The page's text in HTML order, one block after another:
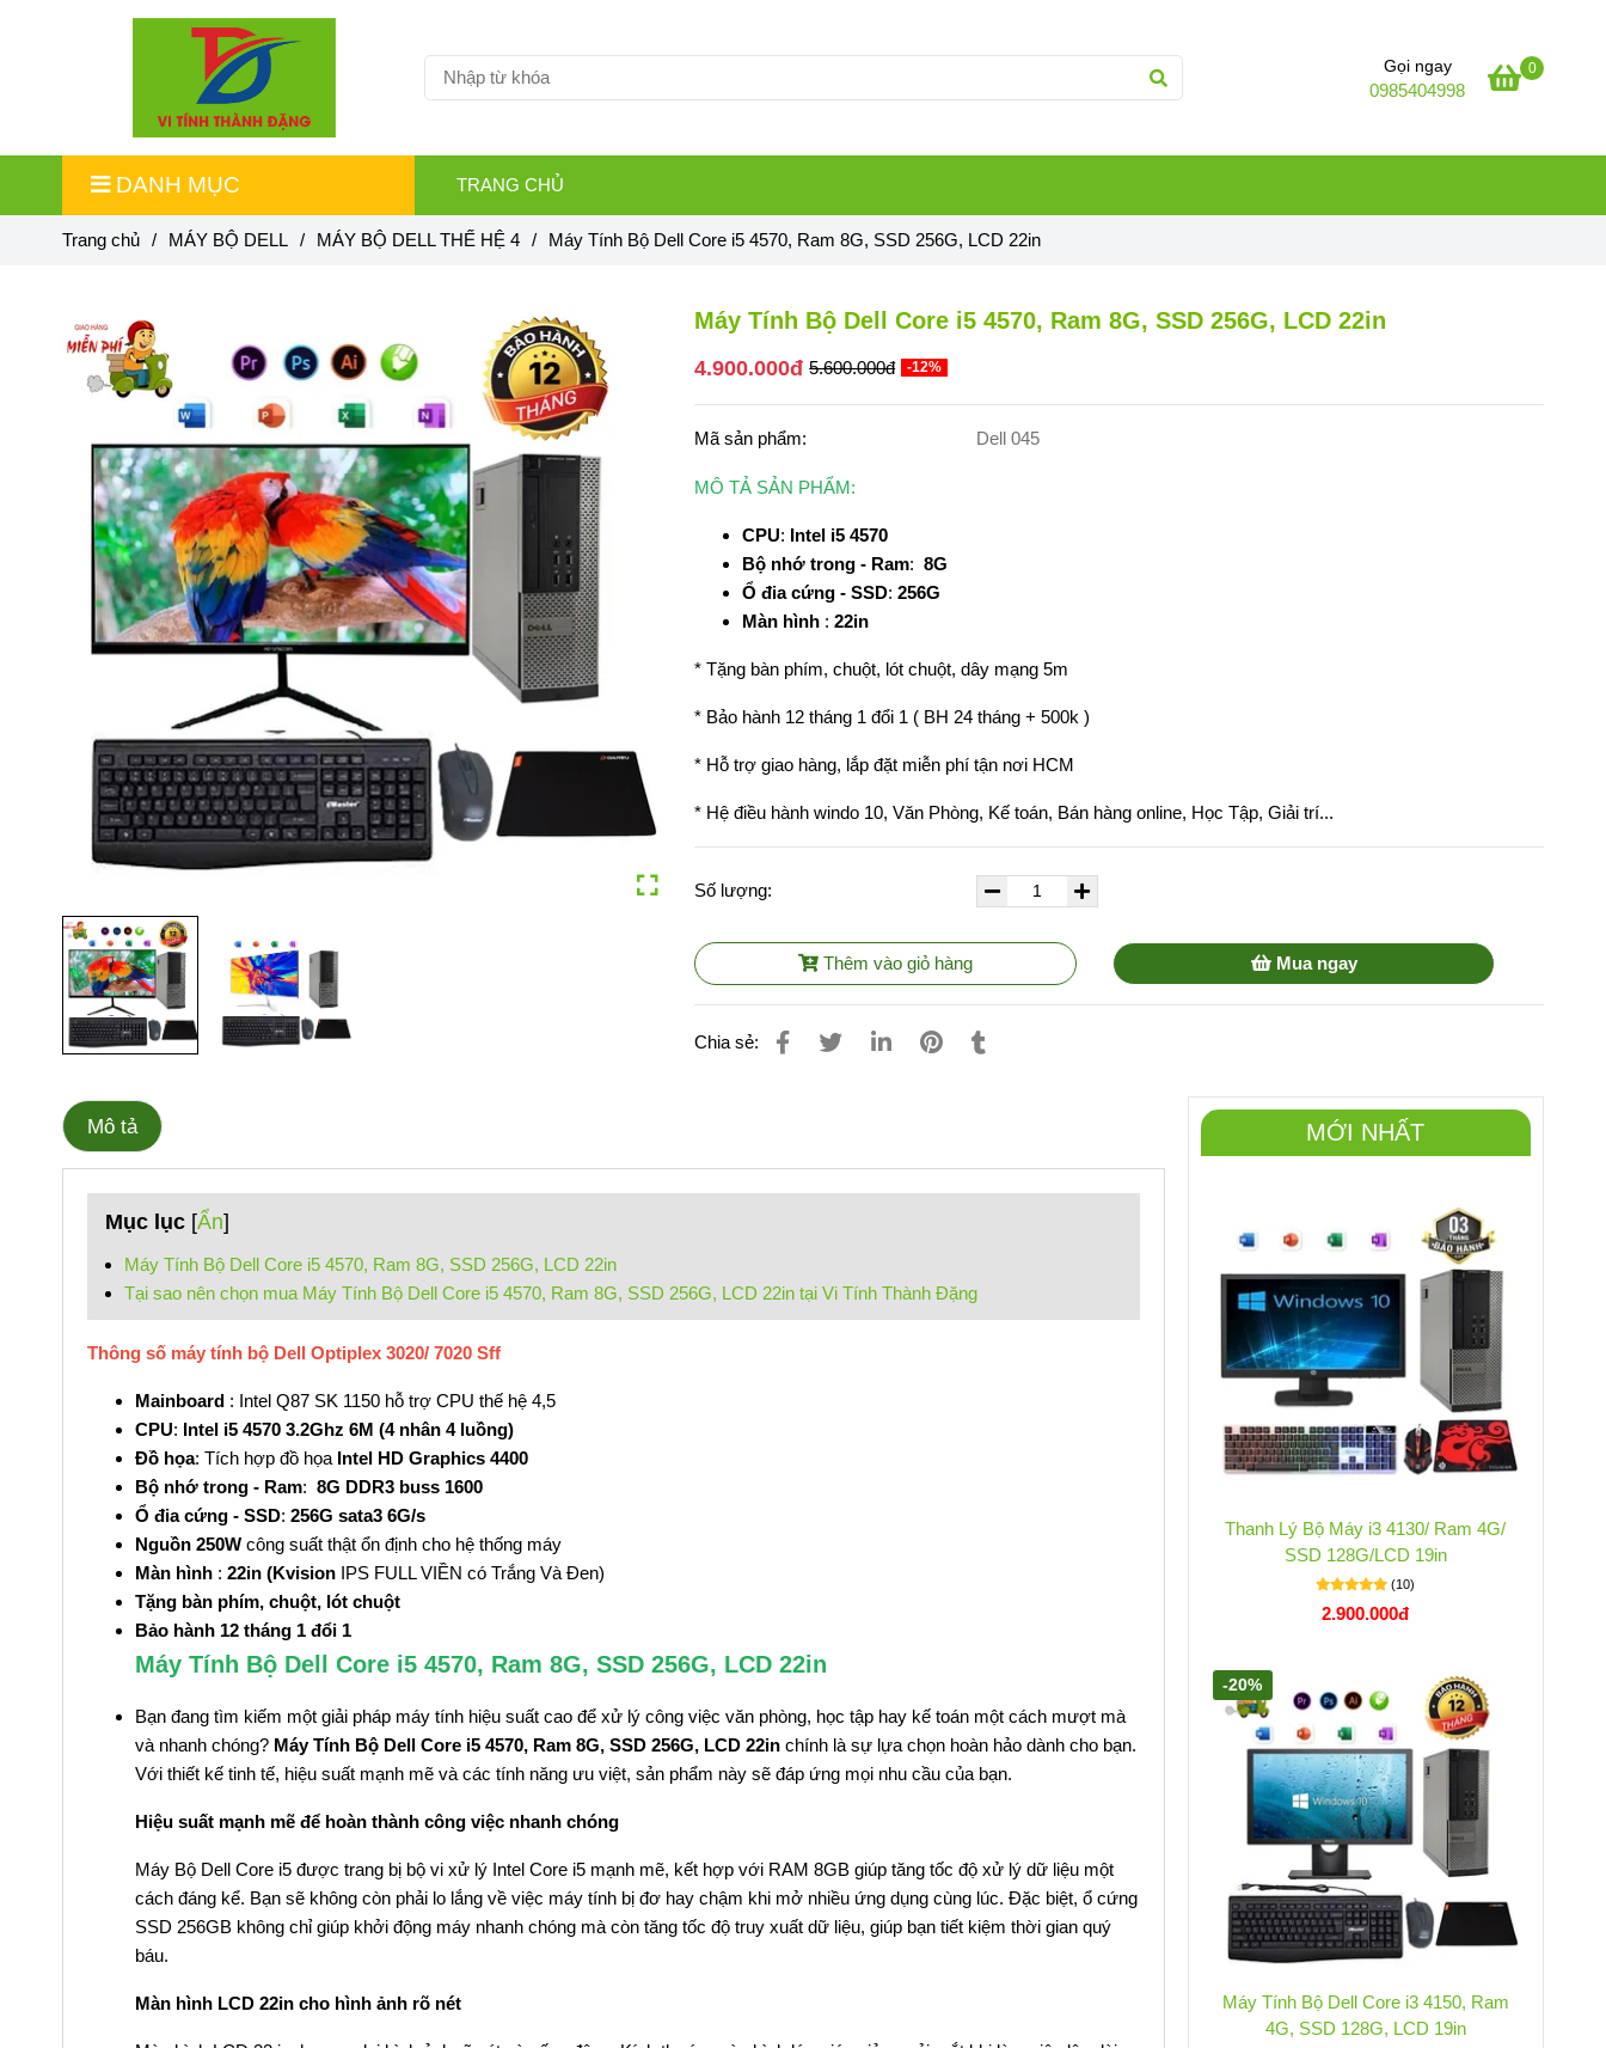
Gọi ngay
0985404998
0
DANH MỤC TRANG CHỦ
Trang chủ / MÁY BỘ DELL / MÁY BỘ DELL THẾ HỆ 4 / Máy Tính Bộ Dell Core i5 4570, Ram 8G, SSD 256G, LCD 22in
Máy Tính Bộ Dell Core i5 4570, Ram 8G, SSD 256G, LCD 22in
4.900.000đ 5.600.000đ -12%
Mã sản phẩm: Dell 045
MÔ TẢ SẢN PHẨM:
CPU: Intel i5 4570
Bộ nhớ trong - Ram:8G
Ổ đia cứng - SSD:256G
Màn hình :22in
* Tặng bàn phím, chuột, lót chuột, dây mạng 5m
* Bảo hành 12 tháng 1 đổi 1 ( BH 24 tháng + 500k )
* Hỗ trợ giao hàng, lắp đặt miễn phí tận nơi HCM
* Hệ điều hành windo 10, Văn Phòng, Kế toán, Bán hàng online, Học Tập, Giải trí...
Số lượng:
Thêm vào giỏ hàng Mua ngay
Chia sẻ:
Mô tả
Mục lục [Ẩn]
Máy Tính Bộ Dell Core i5 4570, Ram 8G, SSD 256G, LCD 22in
Tại sao nên chọn mua Máy Tính Bộ Dell Core i5 4570, Ram 8G, SSD 256G, LCD 22in tại Vi Tính Thành Đặng
Thông số máy tính bộ Dell Optiplex 3020/ 7020 Sff
Mainboard : Intel Q87 SK 1150 hỗ trợ CPU thế hệ 4,5
CPU: Intel i5 4570 3.2Ghz 6M (4 nhân 4 luồng)
Đồ họa: Tích hợp đồ họa Intel HD Graphics 4400
Bộ nhớ trong - Ram: 8G DDR3 buss 1600
Ổ đia cứng - SSD: 256G sata3 6G/s
Nguồn 250W công suất thật ổn định cho hệ thống máy
Màn hình : 22in (Kvision IPS FULL VIỀN có Trắng Và Đen)
Tặng bàn phím, chuột, lót chuột
Bảo hành 12 tháng 1 đổi 1
Máy Tính Bộ Dell Core i5 4570, Ram 8G, SSD 256G, LCD 22in
Bạn đang tìm kiếm một giải pháp máy tính hiệu suất cao để xử lý công việc văn phòng, học tập hay kế toán một cách mượt mà
và nhanh chóng? Máy Tính Bộ Dell Core i5 4570, Ram 8G, SSD 256G, LCD 22in chính là sự lựa chọn hoàn hảo dành cho bạn.
Với thiết kế tinh tế, hiệu suất mạnh mẽ và các tính năng ưu việt, sản phẩm này sẽ đáp ứng mọi nhu cầu của bạn.
Hiệu suất mạnh mẽ để hoàn thành công việc nhanh chóng
Máy Bộ Dell Core i5 được trang bị bộ vi xử lý Intel Core i5 mạnh mẽ, kết hợp với RAM 8GB giúp tăng tốc độ xử lý dữ liệu một
cách đáng kể. Bạn sẽ không còn phải lo lắng về việc máy tính bị đơ hay chậm khi mở nhiều ứng dụng cùng lúc. Đặc biệt, ổ cứng
SSD 256GB không chỉ giúp khởi động máy nhanh chóng mà còn tăng tốc độ truy xuất dữ liệu, giúp bạn tiết kiệm thời gian quý
báu.
Màn hình LCD 22in cho hình ảnh rõ nét
MỚI NHẤT
Thanh Lý Bộ Máy i3 4130/ Ram 4G/
SSD 128G/LCD 19in
(10)
2.900.000đ
Máy Tính Bộ Dell Core i3 4150, Ram
4G, SSD 128G, LCD 19in
-20%